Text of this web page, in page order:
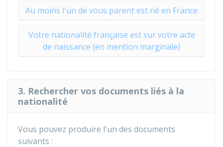
Au moins l'un de vous parent est né en France
Votre nationalité française est sur votre acte
de naissance (en mention marginale)
3. Rechercher vos documents liés à la
nationalité
Vous pouvez produire l'un des documents
suivants :